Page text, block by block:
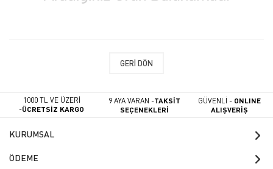
GERI DÖN
1000 TL VE ÜZERİ
-ÜCRETSİZ KARGO
9 AYA VARAN -TAKSİT
SEÇENEKLERİ
GÜVENLİ - ONLINE
ALIŞVERİŞ
KURUMSAL
ÖDEME